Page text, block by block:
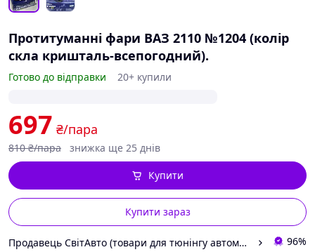
Протитуманні фари ВАЗ 2110 №1204 (колір
скла кришталь-всепогодний).
Готово до відправки 20+ купили
697 ₴/пара
810 ₴/пара знижка ще 25 днів
Купити зараз
Купити
Продавець СвітАвто (товари для тюнінгу автомобілів ВАЗ) 96%